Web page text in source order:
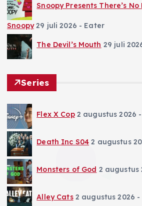
Snoopy Presents There’s
Snoopy 29 juli 2026 - Eater
The Devil’s Mouth 29 juli
Series
Flex X Cop 2 augustus 2026
Death Inc S04 2 augustus
Monsters of God 2 augustus
Alley Cats 2 augustus 2026 -